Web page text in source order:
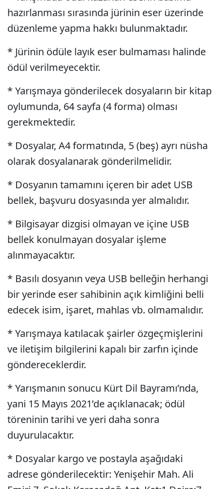
hazırlanması sırasında jürinin eser üzerinde
düzenleme yapma hakkı bulunmaktadır.
* Jürinin ödüle layık eser bulmaması halinde
ödül verilmeyecektir.
* Yarışmaya gönderilecek dosyaların bir kitap
oylumunda, 64 sayfa (4 forma) olması
gerekmektedir.
* Dosyalar, A4 formatında, 5 (beş) ayrı nüsha
olarak dosyalanarak gönderilmelidir.
* Dosyanın tamamını içeren bir adet USB
bellek, başvuru dosyasında yer almalıdır.
* Bilgisayar dizgisi olmayan ve içine USB
bellek konulmayan dosyalar işleme
alınmayacaktır.
* Basılı dosyanın veya USB belleğin herhangi
bir yerinde eser sahibinin açık kimliğini belli
edecek isim, işaret, mahlas vb. olmamalıdır.
* Yarışmaya katılacak şairler özgeçmişlerini
ve iletişim bilgilerini kapalı bir zarfın içinde
göndereceklerdir.
* Yarışmanın sonucu Kürt Dil Bayramı’nda,
yani 15 Mayıs 2021’de açıklanacak; ödül
töreninin tarihi ve yeri daha sonra
duyurulacaktır.
* Dosyalar kargo ve postayla aşağıdaki
adrese gönderilecektir: Yenişehir Mah. Ali